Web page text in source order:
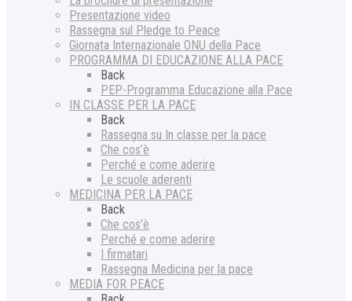
Presentazione video
Rassegna sul Pledge to Peace
Giornata Internazionale ONU della Pace
PROGRAMMA DI EDUCAZIONE ALLA PACE
Back
PEP-Programma Educazione alla Pace
IN CLASSE PER LA PACE
Back
Rassegna su In classe per la pace
Che cos’è
Perché e come aderire
Le scuole aderenti
MEDICINA PER LA PACE
Back
Che cos’è
Perché e come aderire
I firmatari
Rassegna Medicina per la pace
MEDIA FOR PEACE